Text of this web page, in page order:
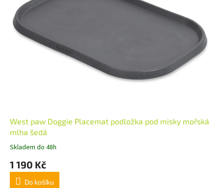
West paw Doggie Placemat podložka pod misky mořská
mlha šedá
Skladem do 48h
1 190 Kč
Do košíku